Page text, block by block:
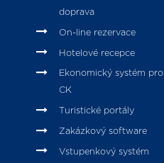
doprava
On-line rezervace
Hotelové recepce
Ekonomický systém pro
CK
Turistické portály
Zakázkový software
Vstupenkový systém